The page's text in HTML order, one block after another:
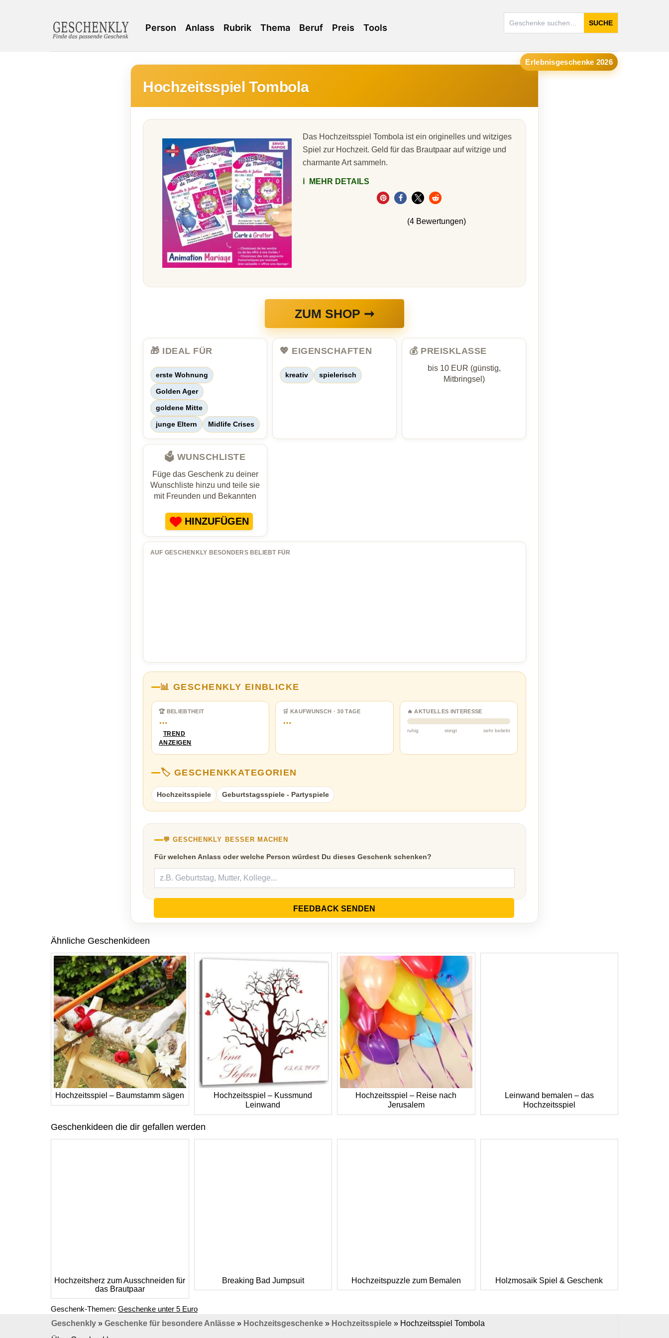
SUCHE
Person Anlass Rubrik Thema Beruf Preis Tools
Erlebnisgeschenke 2026
Hochzeitsspiel Tombola
Das Hochzeitsspiel Tombola ist ein originelles und witziges
Spiel zur Hochzeit. Geld für das Brautpaar auf witzige und
charmante Art sammeln.
ℹ️ MEHR DETAILS
(4 Bewertungen)
ZUM SHOP ➞
🎁 IDEAL FÜR
erste Wohnung
Golden Ager
goldene Mitte
junge Eltern Midlife Crises
💖 EIGENSCHAFTEN
kreativ spielerisch
💰 PREISKLASSE
bis 10 EUR (günstig,
Mitbringsel)
🗳️ WUNSCHLISTE
Füge das Geschenk zu deiner
Wunschliste hinzu und teile sie
mit Freunden und Bekannten
HINZUFÜGEN
AUF GESCHENKLY BESONDERS BELIEBT FÜR
📊 GESCHENKLY EINBLICKE
🏆 BELIEBTHEIT
…
TREND
ANZEIGEN
🛒 KAUFWUNSCH · 30 TAGE
…
🔥 AKTUELLES INTERESSE
ruhig steigt sehr beliebt
🏷️ GESCHENKKATEGORIEN
Hochzeitsspiele Geburtstagsspiele - Partyspiele
💬 GESCHENKLY BESSER MACHEN
Für welchen Anlass oder welche Person würdest Du dieses Geschenk schenken?
FEEDBACK SENDEN
Ähnliche Geschenkideen
Hochzeitsspiel – Baumstamm sägen
Hochzeitsspiel – Kussmund
Leinwand
Hochzeitsspiel – Reise nach
Jerusalem
Leinwand bemalen – das
Hochzeitsspiel
Geschenkideen die dir gefallen werden
Hochzeitsherz zum Ausschneiden für
das Brautpaar
Breaking Bad Jumpsuit Hochzeitspuzzle zum Bemalen Holzmosaik Spiel & Geschenk
Geschenk-Themen: Geschenke unter 5 Euro
Geschenkly » Geschenke für besondere Anlässe » Hochzeitsgeschenke » Hochzeitsspiele » Hochzeitsspiel Tombola